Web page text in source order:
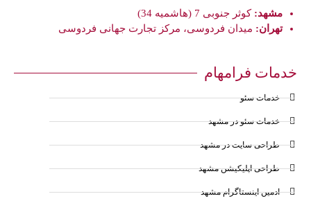
مشهد: کوثر جنوبی 7 (هاشمیه 34)
تهران: میدان فردوسی، مرکز تجارت جهانی فردوسی
خدمات فرامهام
خدمات سئو
خدمات سئو در مشهد
طراحی سایت در مشهد
طراحی اپلیکیشن مشهد
ادمین اینستاگرام مشهد